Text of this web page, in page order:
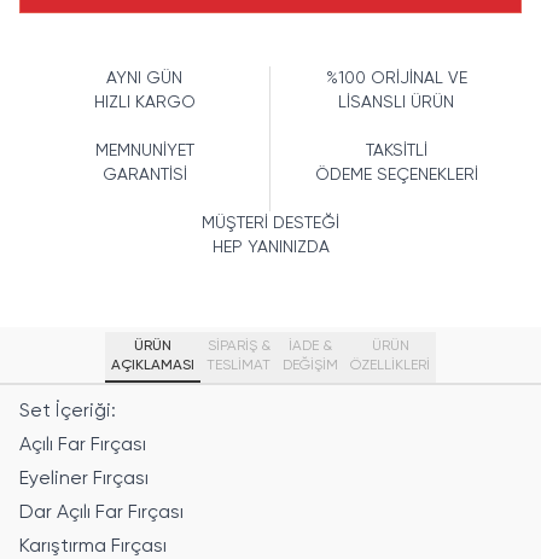
AYNI GÜN
HIZLI KARGO
%100 ORİJİNAL VE
LİSANSLI ÜRÜN
MEMNUNİYET
GARANTİSİ
TAKSİTLİ
ÖDEME SEÇENEKLERİ
MÜŞTERİ DESTEĞİ
HEP YANINIZDA
ÜRÜN
AÇIKLAMASI
SİPARİŞ &
TESLİMAT
İADE &
DEĞİŞİM
ÜRÜN
ÖZELLIKLERI
Set İçeriği:
Açılı Far Fırçası
Eyeliner Fırçası
Dar Açılı Far Fırçası
Karıştırma Fırçası